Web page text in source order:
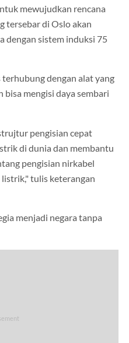
mewujudkan rencana
tersebar di Oslo akan
dengan sistem induksi 75
dengan alat yang
bisa mengisi daya sembari
pengisian cepat
di dunia dan membantu
pengisian nirkabel
tulis keterangan
menjadi negara tanpa